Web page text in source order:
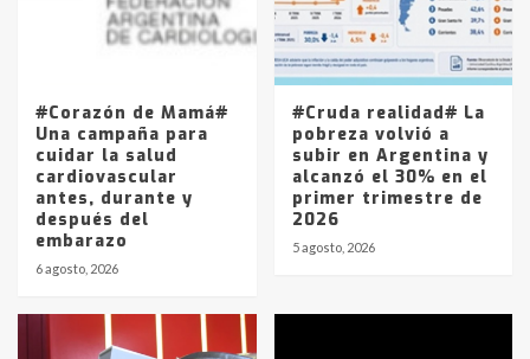
Los precios de los combustibles en
La Pampa, desde YPF hasta Axion
entre 857 a 1338 pesos
#Corazón de Mamá#
Una campaña para
cuidar la salud
cardiovascular
antes, durante y
después del
embarazo
6 agosto, 2026
#Cruda realidad# La
pobreza volvió a
subir en Argentina y
alcanzó el 30% en el
primer trimestre de
2026
5 agosto, 2026